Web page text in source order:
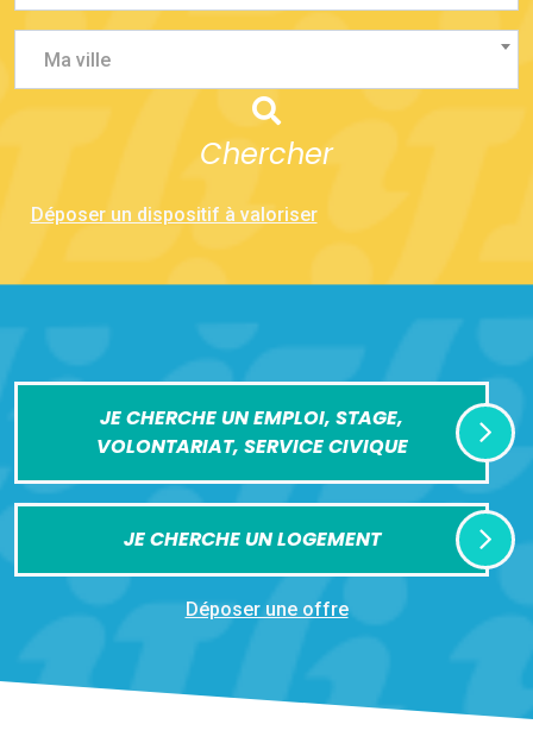
Ma ville
Chercher
Déposer un dispositif à valoriser
JE CHERCHE UN EMPLOI, STAGE,
VOLONTARIAT, SERVICE CIVIQUE
JE CHERCHE UN LOGEMENT
Déposer une offre